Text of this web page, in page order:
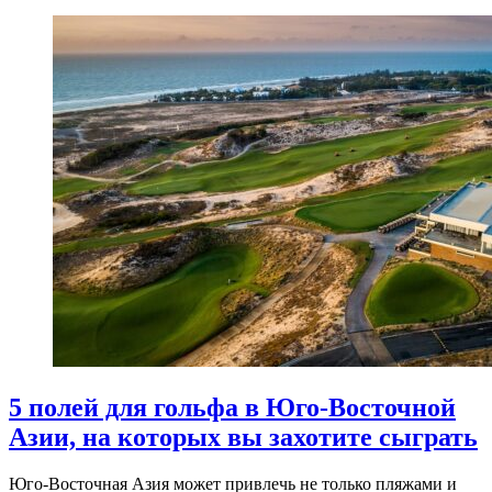
5 полей для гольфа в Юго-Восточной
Азии, на которых вы захотите сыграть
Юго-Восточная Азия может привлечь не только пляжами и